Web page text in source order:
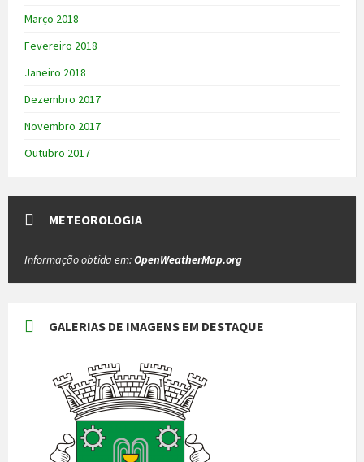
Março 2018
Fevereiro 2018
Janeiro 2018
Dezembro 2017
Novembro 2017
Outubro 2017
METEOROLOGIA
Informação obtida em:OpenWeatherMap.org
GALERIAS DE IMAGENS EM DESTAQUE